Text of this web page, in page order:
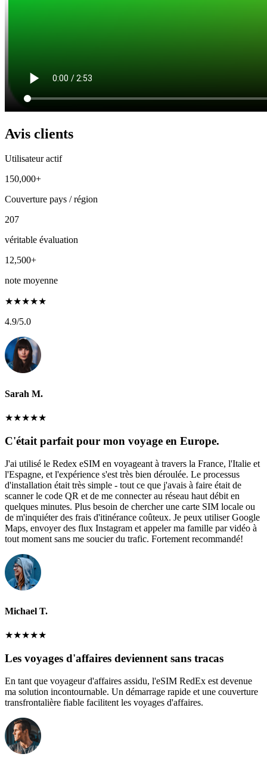
Avis clients
Utilisateur actif
150,000+
Couverture pays / région
207
véritable évaluation
12,500+
note moyenne
★★★★★
4.9/5.0
Sarah M.
★★★★★
C'était parfait pour mon voyage en Europe.
J'ai utilisé le Redex eSIM en voyageant à travers la France, l'Italie et
l'Espagne, et l'expérience s'est très bien déroulée. Le processus
d'installation était très simple - tout ce que j'avais à faire était de
scanner le code QR et de me connecter au réseau haut débit en
quelques minutes. Plus besoin de chercher une carte SIM locale ou
de m'inquiéter des frais d'itinérance coûteux. Je peux utiliser Google
Maps, envoyer des flux Instagram et appeler ma famille par vidéo à
tout moment sans me soucier du trafic. Fortement recommandé!
Michael T.
★★★★★
Les voyages d'affaires deviennent sans tracas
En tant que voyageur d'affaires assidu, l'eSIM RedEx est devenue
ma solution incontournable. Un démarrage rapide et une couverture
transfrontalière fiable facilitent les voyages d'affaires.